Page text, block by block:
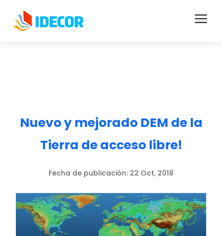
a
Nuevo y mejorado DEM de la
Tierra de acceso libre!
Fecha de publicación: 22 Oct, 2018